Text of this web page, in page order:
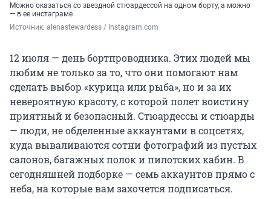
Можно оказаться со звездной стюардессой на одном борту, а можно
— в ее инстаграме
Источник: alenastewardess / Instagram.com
12 июля — день бортпроводника. Этих людей мы
любим не только за то, что они помогают нам
сделать выбор «курица или рыба», но и за их
невероятную красоту, с которой полет воистину
приятный и безопасный. Стюардессы и стюарды
— люди, не обделенные аккаунтами в соцсетях,
куда вываливаются сотни фотографий из пустых
салонов, багажных полок и пилотских кабин. В
сегодняшней подборке — семь аккаунтов прямо с
неба, на которые вам захочется подписаться.